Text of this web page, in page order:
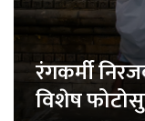
रंगकर्मी
विशेष